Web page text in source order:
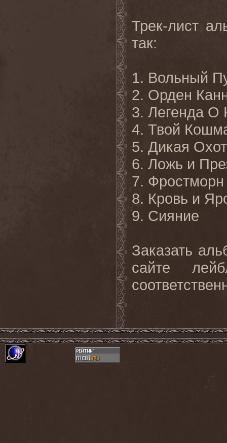
Трек-лист
так:
1. Вольный
2. Орден
3. Легенда О
4. Твой
5. Дикая
6. Ложь и
7. Фростморн
8. Кровь и
9. Сияние
Заказать
сайте